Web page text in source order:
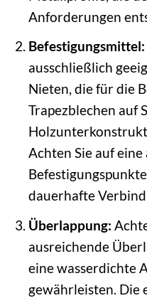
Anforderungen
Befestigungsmittel:
ausschließlich
Nieten, die für die
Trapezblechen auf
Achten Sie auf
dauerhafte
Überlappung:
ausreichende
eine wasserdichte
gewährleisten. Die